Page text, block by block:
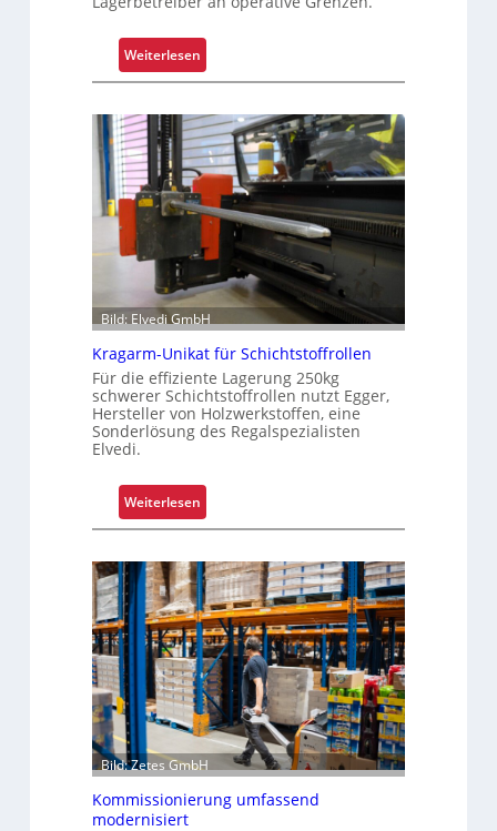
n
d
e
n
r
l
e
b
n
i
s
Weiterlesen:
W
r
u
m
G
r
i
f
e
n
k
o
m
p
x
e
i
s
t
a
l
s
F
a
h
r
e
Bild: Elvedi GmbH
Kragarm-Unikat für Schichtstoffrollen
Für die effiziente Lagerung 250kg
schwerer Schichtstoffrollen nutzt Egger,
Hersteller von Holzwerkstoffen, eine
Sonderlösung des Regalspezialisten
Elvedi.
Weiterlesen:
K
a
g
a
r
m
-
U
n
i
k
a
Bild: Zetes GmbH
Kommissionierung umfassend
modernisiert